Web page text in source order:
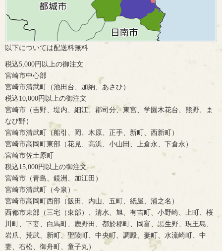
以下については配送料無料
税込5,000円以上の御注文
宮崎市中心部
宮崎市清武町（池田台、加納、あさひ）
税込10,000円以上の御注文
宮崎市（吉野、堤内、細江、郡司分、東宮、学園木花台、熊野、ま
なび野）
宮崎市清武町（船引、岡、木原、正手、新町、西新町）
宮崎市高岡町東部（花見、高浜、小山田、上倉永、下倉永）
宮崎市佐土原町
税込15,000円以上の御注文
宮崎市（青島、鏡洲、加江田）
宮崎市清武町（今泉）
宮崎市高岡町西部（飯田、内山、五町、紙屋、浦之名）
西都市東部（三宅（東部）、清水、旭、有吉町、小野崎、上町、桜
川町、下妻、白馬町、鹿野田、都於郡町、岡富、黒生野、現王島、
岩爪、荒武、新町、聖陵町、中央町、調殿、妻町、水流崎町、中
妻、右松、御舟町、童子丸）